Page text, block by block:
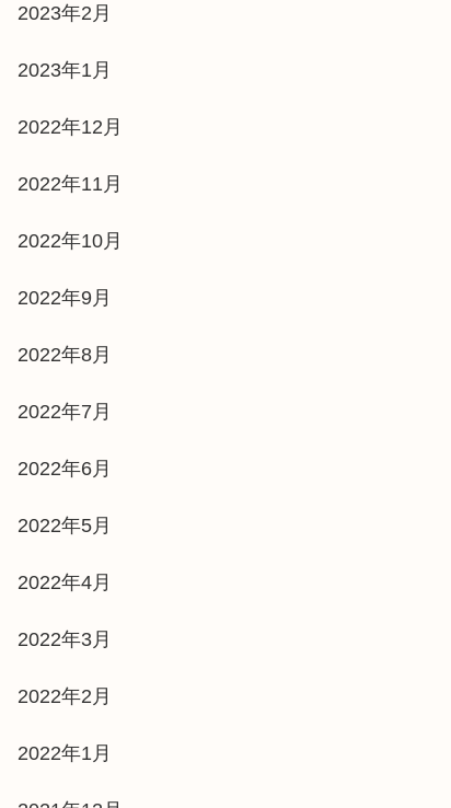
2023年2月
2023年1月
2022年12月
2022年11月
2022年10月
2022年9月
2022年8月
2022年7月
2022年6月
2022年5月
2022年4月
2022年3月
2022年2月
2022年1月